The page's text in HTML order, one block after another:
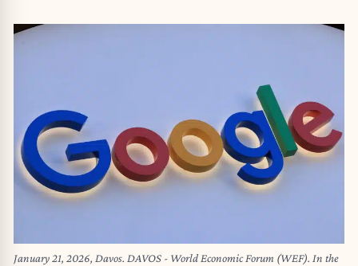
January 21, 2026, Davos. DAVOS - World Economic Forum (WEF). In the